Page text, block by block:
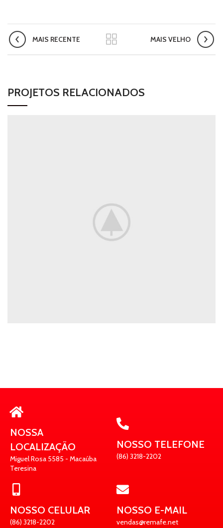
MAIS RECENTE MAIS VELHO
PROJETOS RELACIONADOS
NOSSA
LOCALIZAÇÃO
Miguel Rosa 5585 - Macaúba
Teresina
NOSSO TELEFONE
(86) 3218-2202
NOSSO CELULAR
(86) 3218-2202
NOSSO E-MAIL
vendas@remafe.net